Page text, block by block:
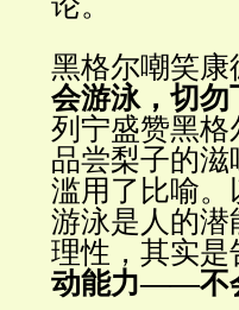
黑格尔嘲笑
会游泳，切勿
列宁盛赞黑
品尝梨子的
滥用了比喻
游泳是人的
理性， 其实是
动能力——不